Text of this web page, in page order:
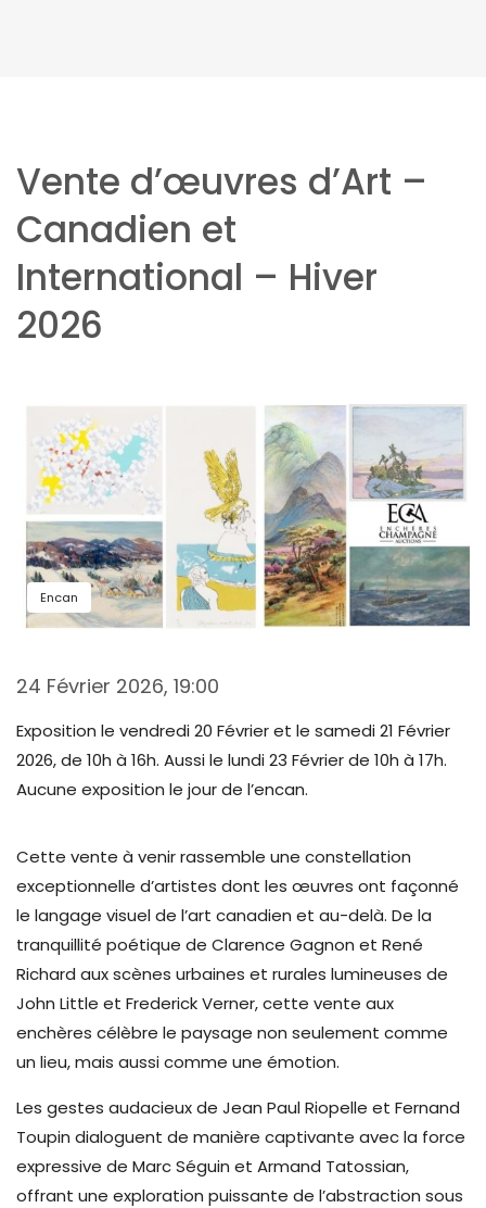
Vente d’œuvres d’Art –
Canadien et
International – Hiver
2026
Encan
24 Février 2026, 19:00
Exposition le vendredi 20 Février et le samedi 21 Février
2026, de 10h à 16h. Aussi le lundi 23 Février de 10h à 17h.
Aucune exposition le jour de l’encan.
Cette vente à venir rassemble une constellation
exceptionnelle d’artistes dont les œuvres ont façonné
le langage visuel de l’art canadien et au-delà. De la
tranquillité poétique de Clarence Gagnon et René
Richard aux scènes urbaines et rurales lumineuses de
John Little et Frederick Verner, cette vente aux
enchères célèbre le paysage non seulement comme
un lieu, mais aussi comme une émotion.
Les gestes audacieux de Jean Paul Riopelle et Fernand
Toupin dialoguent de manière captivante avec la force
expressive de Marc Séguin et Armand Tatossian,
offrant une exploration puissante de l’abstraction sous